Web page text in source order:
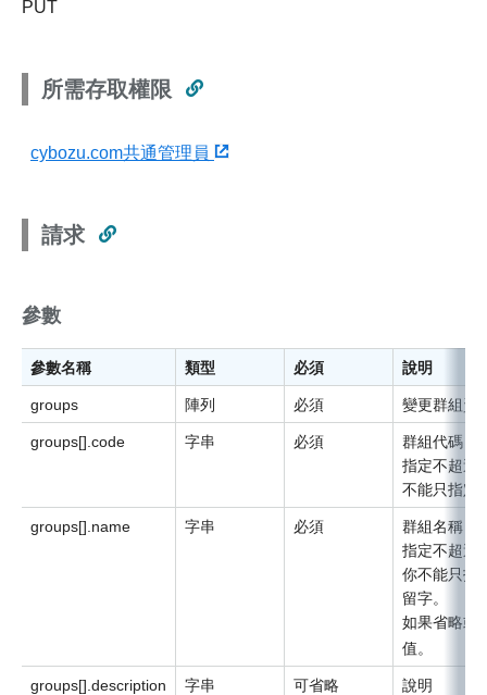
PUT
所需存取權限
cybozu.com共通管理員
請求
參數
參數名稱 類型 必須 說明
groups 陣列 必須 變更群組資
groups[].code 字串 必須
群組代碼
指定不超過
不能只指定
groups[].name 字串 必須
群組名稱
指定不超過
你不能只指
留字。
如果省略或
值。
groups[].description 字串 可省略
說明